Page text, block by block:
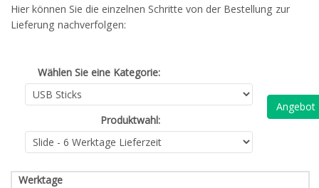
Hier können Sie die einzelnen Schritte von der Bestellung zur
Lieferung nachverfolgen:
Wählen Sie eine Kategorie:
Produktwahl:
Angebot
Werktage